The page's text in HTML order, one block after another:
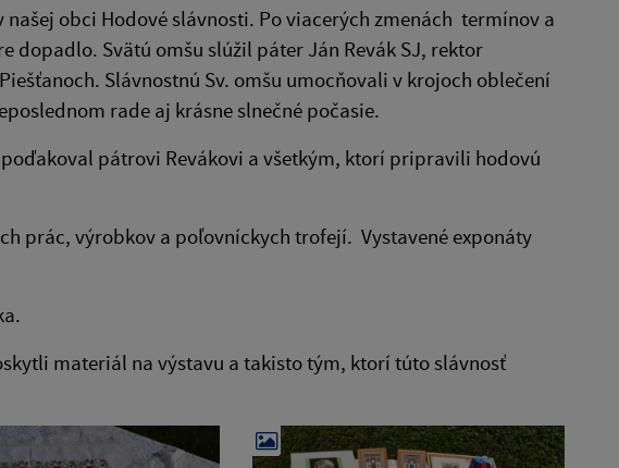
obci Hodové slávnosti. Po viacerých zmenách termínov a
dopadlo. Svätú omšu slúžil páter Ján Revák SJ, rektor
Slávnostnú Sv. omšu umocňovali v krojoch oblečení
rade aj krásne slnečné počasie.
pátrovi Revákovi a všetkým, ktorí pripravili hodovú
prác, výrobkov a poľovníckych trofejí. Vystavené exponáty
materiál na výstavu a takisto tým, ktorí túto slávnosť